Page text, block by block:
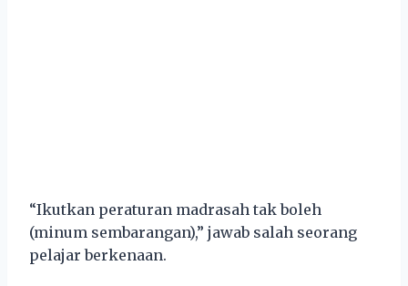
“Ikutkan peraturan madrasah tak boleh
(minum sembarangan),” jawab salah seorang
pelajar berkenaan.